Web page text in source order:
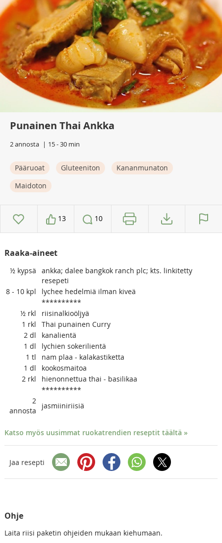
Punainen Thai Ankka
2 annosta 15 - 30 min
Pääruoat Gluteeniton
Kananmunaton
Maidoton
13 10
Raaka-aineet
½ kypsä
ankka; dalee bangkok ranch plc; kts. linkitetty
resepeti
8 - 10 kpl
lychee hedelmiä ilman kiveä
**********
½ rkl
riisinalkioöljyä
1 rkl
Thai punainen Curry
2 dl
kanalientä
1 dl
lychien sokerilientä
1 tl
nam plaa - kalakastiketta
1 dl
kookosmaitoa
2 rkl
hienonnettua thai - basilikaa
**********
2
annosta
jasmiiniriisiä
Katso myös uusimmat ruokatrendien reseptit täältä »
Jaa resepti
Ohje
Laita riisi paketin ohjeiden mukaan kiehumaan.